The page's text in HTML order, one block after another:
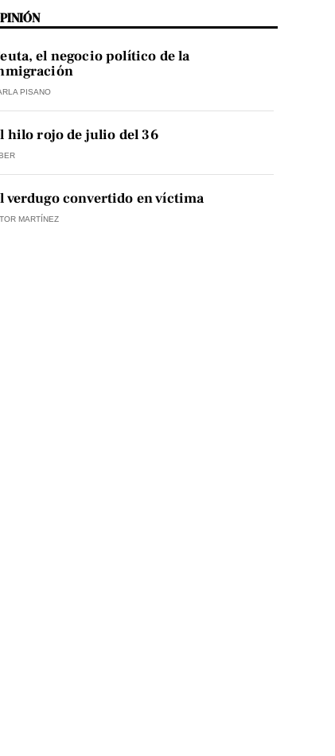
el negocio político de la
PISANO
hilo rojo de julio del 36
verdugo convertido en víctima
MARTÍNEZ